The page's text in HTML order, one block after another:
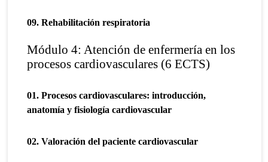
09. Rehabilitación respiratoria
Módulo 4: Atención de enfermería en los
procesos cardiovasculares (6 ECTS)
01. Procesos cardiovasculares: introducción,
anatomía y fisiología cardiovascular
02. Valoración del paciente cardiovascular